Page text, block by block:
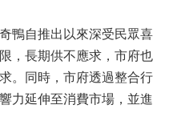
鴨自推出以來深受民眾喜
，長期供不應求，市府也
。同時，市府透過整合行
力延伸至消費市場，並進